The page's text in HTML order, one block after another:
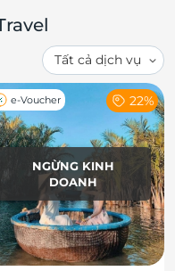
NGỪNG KINH
DOANH
e-Voucher 22%